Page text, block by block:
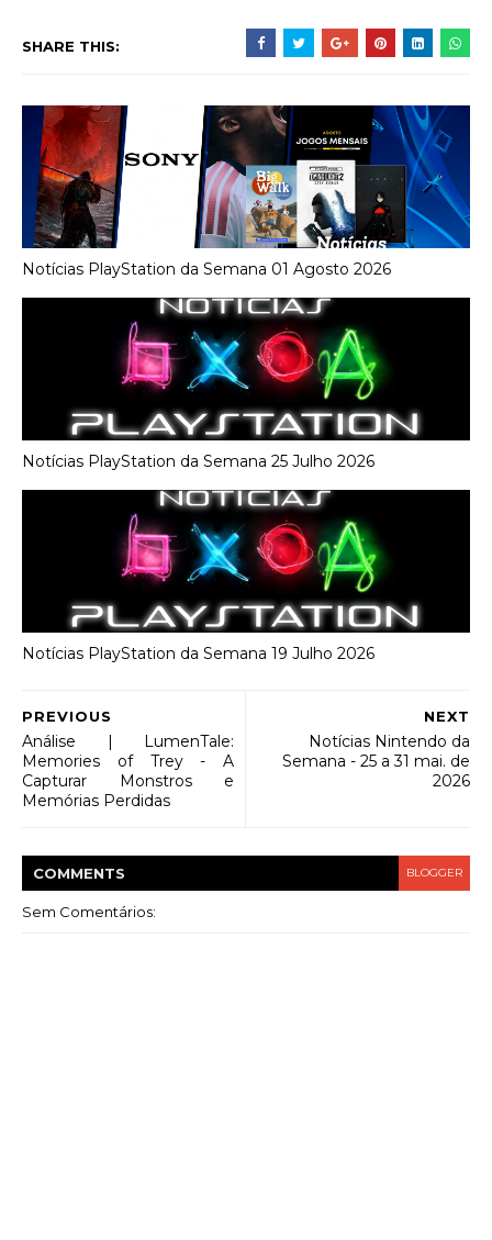
SHARE THIS:
Notícias PlayStation da Semana 01 Agosto 2026
Notícias PlayStation da Semana 25 Julho 2026
Notícias PlayStation da Semana 19 Julho 2026
NEXT
Notícias Nintendo da
Semana - 25 a 31 mai. de
2026
PREVIOUS
Análise | LumenTale:
Memories of Trey - A
Capturar Monstros e
Memórias Perdidas
COMMENTS BLOGGER
Sem Comentários: